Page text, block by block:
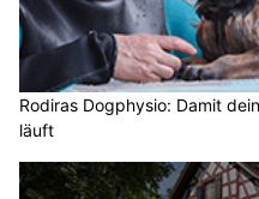
Rodiras Dogphysio: Damit
läuft